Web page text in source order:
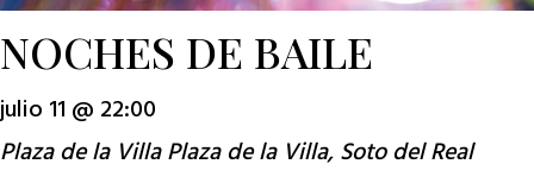
NOCHES DE BAILE
julio 11 @ 22:00
Plaza de la VillaPlaza de la Villa, Soto del Real